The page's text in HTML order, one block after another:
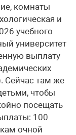
комнаты
и
учебного
университет
выплату
Сейчас там же
чтобы
посещать
100
очной